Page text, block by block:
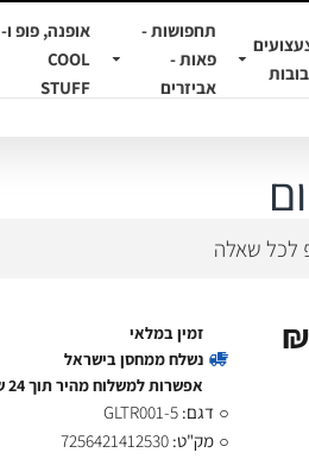
תחפושות -
פאות -
אביזרים
אופנה, פופ ו-
COOL
STUFF
לכל שאלה
זמין במלאי
נשלח ממחסן בישראל
אפשרות למשלוח מהיר תוך 24 שעות באזורים נבחרים
דגם: GLTR001-5
מק"ט: 7256421412530